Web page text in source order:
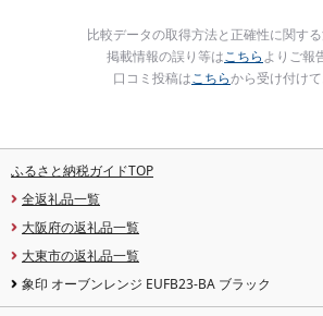
比較データの取得方法と正確性に関す
掲載情報の誤り等はこちらよりご報
口コミ投稿はこちらから受け付け
ふるさと納税ガイドTOP
全返礼品一覧
大阪府の返礼品一覧
大東市の返礼品一覧
象印 オーブンレンジ EUFB23-BA ブラック